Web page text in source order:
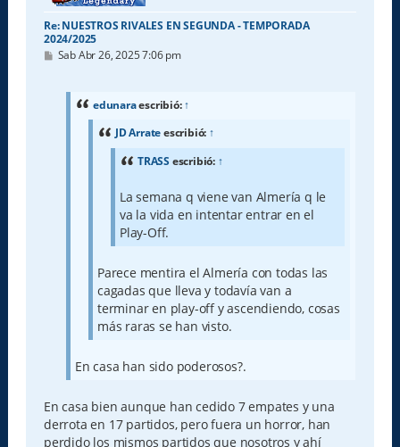
Re: NUESTROS RIVALES EN SEGUNDA - TEMPORADA
2024/2025
M
Sab Abr 26, 2025 7:06 pm
edunaraescribió:↑
JD Arrateescribió: ↑
TRASS escribió: ↑
La semana q viene van Almería q le
va la vida en intentar entrar en el
Play-Off.
Parece mentira el Almería con todas las
cagadas que lleva y todavía van a
terminar en play-off y ascendiendo, cosas
más raras se han visto.
En casa han sido poderosos?.
En casa bien aunque han cedido 7 empates y una
derrota en 17 partidos, pero fuera un horror, han
perdido los mismos partidos que nosotros y ahí